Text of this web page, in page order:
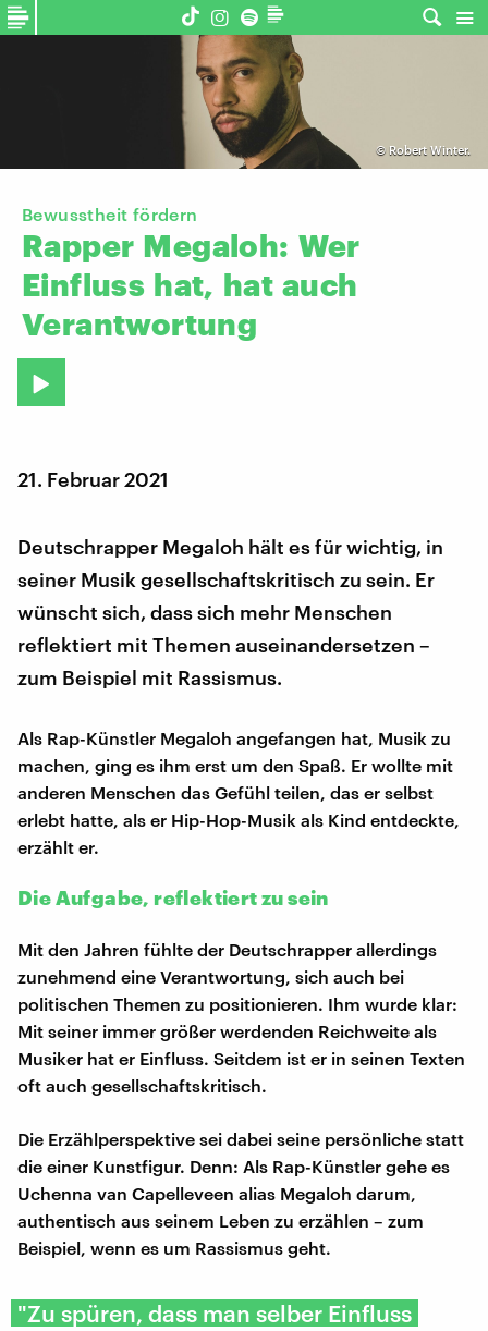
© Robert Winter.
Bewusstheit fördern
Rapper Megaloh: Wer
Einfluss hat, hat auch
Verantwortung
21. Februar 2021
Deutschrapper Megaloh hält es für wichtig, in
seiner Musik gesellschaftskritisch zu sein. Er
wünscht sich, dass sich mehr Menschen
reflektiert mit Themen auseinandersetzen –
zum Beispiel mit Rassismus.
Als Rap-Künstler Megaloh angefangen hat, Musik zu
machen, ging es ihm erst um den Spaß. Er wollte mit
anderen Menschen das Gefühl teilen, das er selbst
erlebt hatte, als er Hip-Hop-Musik als Kind entdeckte,
erzählt er.
Die Aufgabe, reflektiert zu sein
Mit den Jahren fühlte der Deutschrapper allerdings
zunehmend eine Verantwortung, sich auch bei
politischen Themen zu positionieren. Ihm wurde klar:
Mit seiner immer größer werdenden Reichweite als
Musiker hat er Einfluss. Seitdem ist er in seinen Texten
oft auch gesellschaftskritisch.
Die Erzählperspektive sei dabei seine persönliche statt
die einer Kunstfigur. Denn: Als Rap-Künstler gehe es
Uchenna van Capelleveen alias Megaloh darum,
authentisch aus seinem Leben zu erzählen – zum
Beispiel, wenn es um Rassismus geht.
"Zu spüren, dass man selber Einfluss